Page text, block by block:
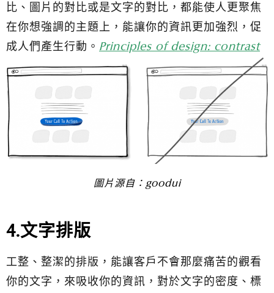
比、圖片的對比或是文字的對比，都能使人更聚焦
在你想強調的主題上，能讓你的資訊更加強烈，促
成人們產生行動。 Principles of design: contrast
圖片源自： goodui
4.文字排版
工整、整潔的排版，能讓客戶不會那麼痛苦的觀看
你的文字，來吸收你的資訊，對於文字的密度、標